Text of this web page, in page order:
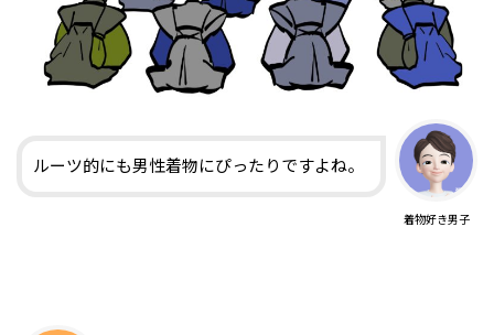
着物好き男子
ルーツ的にも男性着物にぴったりですよね。